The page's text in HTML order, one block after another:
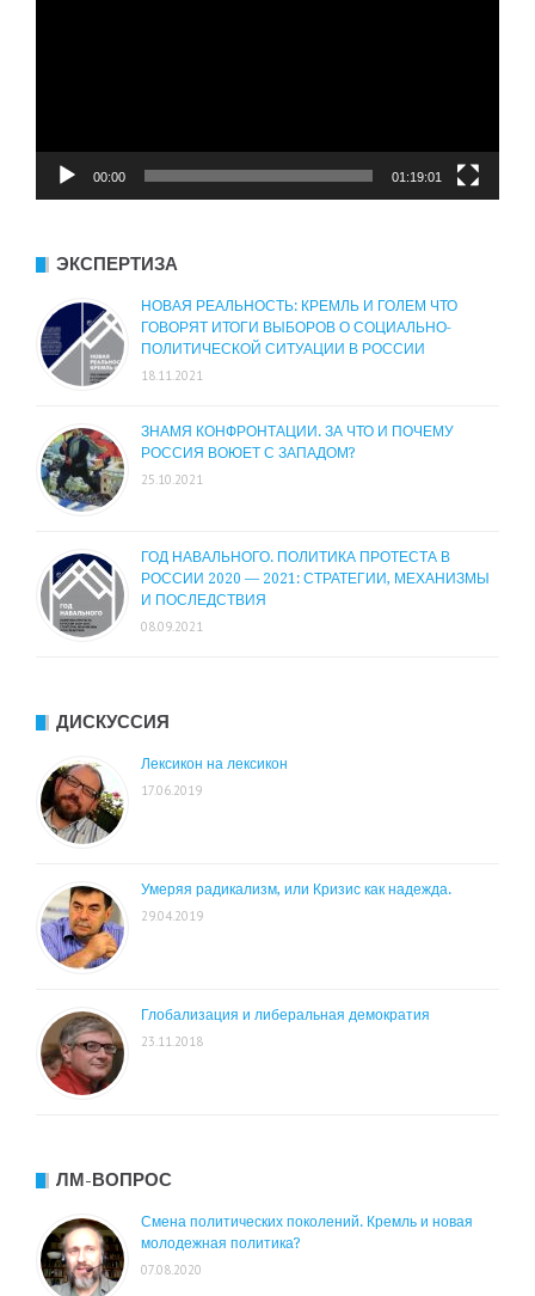
00:00 01:19:01
ЭКСПЕРТИЗА
НОВАЯ РЕАЛЬНОСТЬ: КРЕМЛЬ И ГОЛЕМ ЧТО
ГОВОРЯТ ИТОГИ ВЫБОРОВ О СОЦИАЛЬНО-
ПОЛИТИЧЕСКОЙ СИТУАЦИИ В РОССИИ
18.11.2021
ЗНАМЯ КОНФРОНТАЦИИ. ЗА ЧТО И ПОЧЕМУ
РОССИЯ ВОЮЕТ С ЗАПАДОМ?
25.10.2021
ГОД НАВАЛЬНОГО. ПОЛИТИКА ПРОТЕСТА В
РОССИИ 2020 — 2021: СТРАТЕГИИ, МЕХАНИЗМЫ
И ПОСЛЕДСТВИЯ
08.09.2021
ДИСКУССИЯ
Лексикон на лексикон
17.06.2019
Умеряя радикализм, или Кризис как надежда.
29.04.2019
Глобализация и либеральная демократия
23.11.2018
ЛМ-ВОПРОС
Смена политических поколений. Кремль и новая
молодежная политика?
07.08.2020